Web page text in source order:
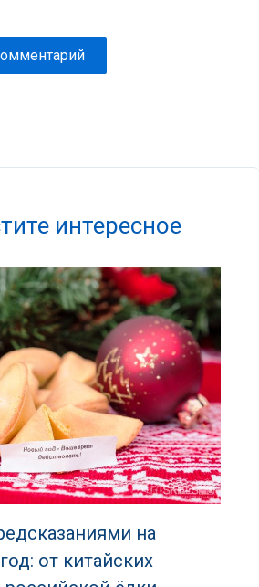
интересное
на
от китайских